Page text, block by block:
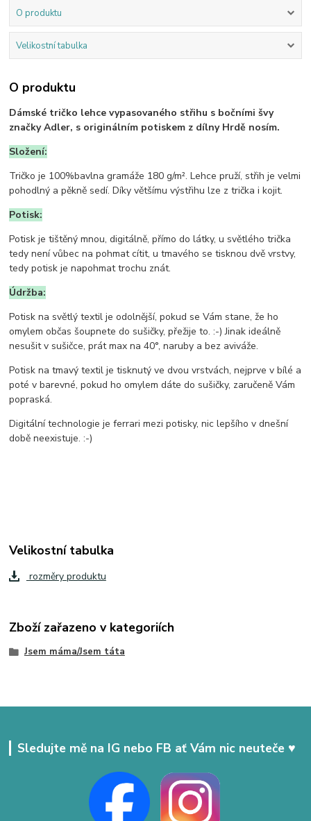
O produktu
Velikostní tabulka
O produktu
Dámské tričko lehce vypasovaného střihu s bočními švy
značky Adler, s originálním potiskem z dílny Hrdě nosím.
Složení:
Tričko je 100%bavlna gramáže 180 g/m². Lehce pruží, střih je velmi
pohodlný a pěkně sedí. Díky většímu výstřihu lze z trička i kojit.
Potisk:
Potisk je tištěný mnou, digitálně, přímo do látky, u světlého trička
tedy není vůbec na pohmat cítit, u tmavého se tisknou dvě vrstvy,
tedy potisk je napohmat trochu znát.
Údržba:
Potisk na světlý textil je odolnější, pokud se Vám stane, že ho
omylem občas šoupnete do sušičky, přežije to. :-) Jinak ideálně
nesušit v sušičce, prát max na 40°, naruby a bez aviváže.
Potisk na tmavý textil je tisknutý ve dvou vrstvách, nejprve v bílé a
poté v barevné, pokud ho omylem dáte do sušičky, zaručeně Vám
popraská.
Digitální technologie je ferrari mezi potisky, nic lepšího v dnešní
době neexistuje. :-)
Velikostní tabulka
rozměry produktu
Zboží zařazeno v kategoriích
Jsem máma/Jsem táta
Sledujte mě na IG nebo FB ať Vám nic neuteče ♥